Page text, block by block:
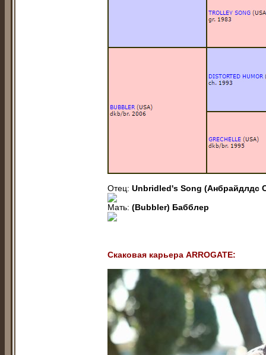
Отец: Unbridled's Song (Анбрaйдлдс
Мать: (Bubbler) Бaбблеp
Скаковая карьера ARROGATE: